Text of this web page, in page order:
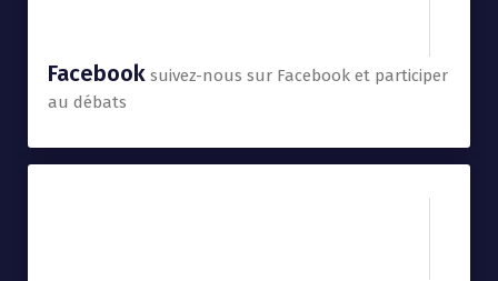
Facebook suivez-nous sur Facebook et participer
au débats